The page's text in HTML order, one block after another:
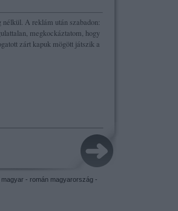
A reklám után szabadon:
megkockáztatom, hogy
zárt kapuk mögött játszik a
magyar - román magyarország -